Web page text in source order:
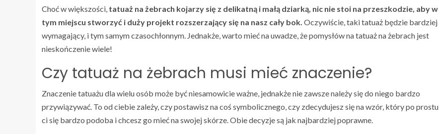
Choć w większości, tatuaż na żebrach kojarzy się z delikatną i małą dziarką, nic nie stoi na przeszkodzie, aby w
tym miejscu stworzyć i duży projekt rozszerzający się na nasz cały bok. Oczywiście, taki tatuaż będzie bardziej
wymagający, i tym samym czasochłonnym. Jednakże, warto mieć na uwadze, że pomysłów na tatuaż na żebrach jest
nieskończenie wiele!
Czy tatuaż na żebrach musi mieć znaczenie?
Znaczenie tatuażu dla wielu osób może być niesamowicie ważne, jednakże nie zawsze należy się do niego bardzo
przywiązywać. To od ciebie zależy, czy postawisz na coś symbolicznego, czy zdecydujesz się na wzór, który po prostu
ci się bardzo podoba i chcesz go mieć na swojej skórze. Obie decyzje są jak najbardziej poprawne.